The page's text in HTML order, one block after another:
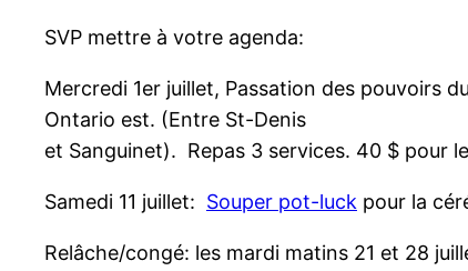
SVP mettre à votre agenda:
Mercredi 1er juillet, Passation des pouvoirs
Ontario est. (Entre St-Denis
et Sanguinet). Repas 3 services. 40 $ pour
Samedi 11 juillet: Souper pot-luck pour la
Relâche/congé: les mardi matins 21 et 28